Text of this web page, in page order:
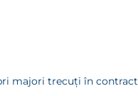
majori trecuţi în